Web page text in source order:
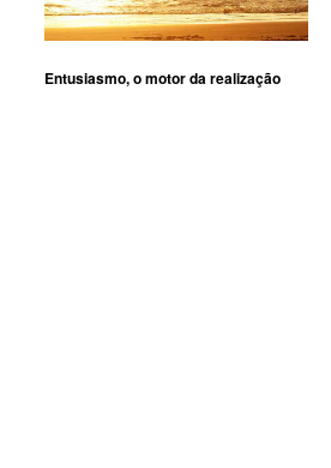
Entusiasmo, o motor da realização